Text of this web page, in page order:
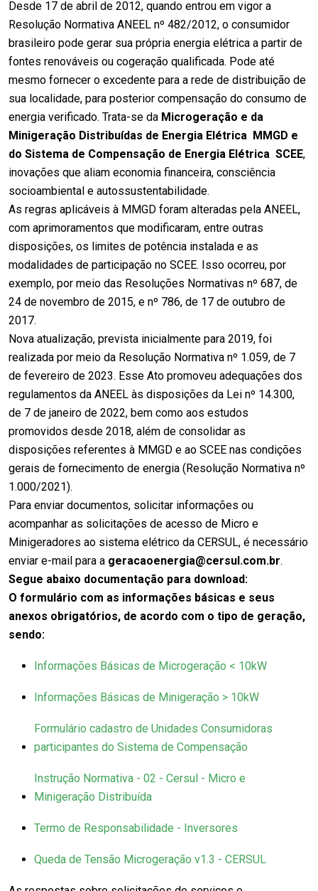
Desde 17 de abril de 2012, quando entrou em vigor a
Resolução Normativa ANEEL nº 482/2012, o consumidor
brasileiro pode gerar sua própria energia elétrica a partir de
fontes renováveis ou cogeração qualificada. Pode até
mesmo fornecer o excedente para a rede de distribuição de
sua localidade, para posterior compensação do consumo de
energia verificado. Trata-se da Microgeração e da
Minigeração Distribuídas de Energia Elétrica  MMGD e
do Sistema de Compensação de Energia Elétrica  SCEE,
inovações que aliam economia financeira, consciência
socioambiental e autossustentabilidade.
As regras aplicáveis à MMGD foram alteradas pela ANEEL,
com aprimoramentos que modificaram, entre outras
disposições, os limites de potência instalada e as
modalidades de participação no SCEE. Isso ocorreu, por
exemplo, por meio das Resoluções Normativas nº 687, de
24 de novembro de 2015, e nº 786, de 17 de outubro de
2017.
Nova atualização, prevista inicialmente para 2019, foi
realizada por meio da Resolução Normativa nº 1.059, de 7
de fevereiro de 2023. Esse Ato promoveu adequações dos
regulamentos da ANEEL às disposições da Lei nº 14.300,
de 7 de janeiro de 2022, bem como aos estudos
promovidos desde 2018, além de consolidar as
disposições referentes à MMGD e ao SCEE nas condições
gerais de fornecimento de energia (Resolução Normativa nº
1.000/2021).
Para enviar documentos, solicitar informações ou
acompanhar as solicitações de acesso de Micro e
Minigeradores ao sistema elétrico da CERSUL, é necessário
enviar e-mail para a geracaoenergia@cersul.com.br.
Segue abaixo documentação para download:
O formulário com as informações básicas e seus
anexos obrigatórios, de acordo com o tipo de geração,
sendo:
Informações Básicas de Microgeração < 10kW
Informações Básicas de Minigeração > 10kW
Formulário cadastro de Unidades Consumidoras
participantes do Sistema de Compensação
Instrução Normativa - 02 - Cersul - Micro e
Minigeração Distribuída
Termo de Responsabilidade - Inversores
Queda de Tensão Microgeração v1.3 - CERSUL